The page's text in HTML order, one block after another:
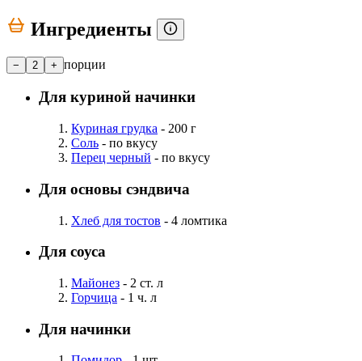
Ингредиенты
− 2 + порции
Для куриной начинки
Куриная грудка - 200 г
Соль - по вкусу
Перец черный - по вкусу
Для основы сэндвича
Хлеб для тостов - 4 ломтика
Для соуса
Майонез - 2 ст. л
Горчица - 1 ч. л
Для начинки